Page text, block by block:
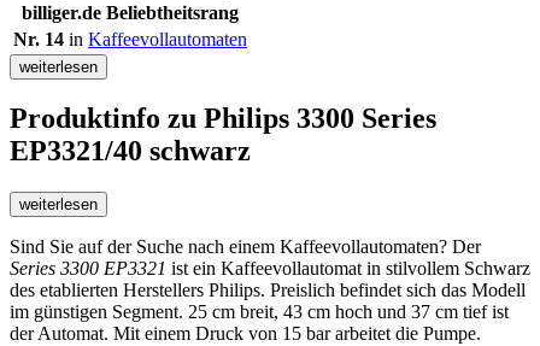
billiger.de Beliebtheitsrang
Nr. 14 in Kaffeevollautomaten
weiterlesen
Produktinfo zu Philips 3300 Series
EP3321/40 schwarz
weiterlesen
Sind Sie auf der Suche nach einem Kaffeevollautomaten? Der
Series 3300 EP3321 ist ein Kaffeevollautomat in stilvollem Schwarz
des etablierten Herstellers Philips. Preislich befindet sich das Modell
im günstigen Segment. 25 cm breit, 43 cm hoch und 37 cm tief ist
der Automat. Mit einem Druck von 15 bar arbeitet die Pumpe.